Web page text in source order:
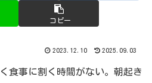
コピー
2023.12.10 2025.09.03
食事に割く時間がない。朝起き